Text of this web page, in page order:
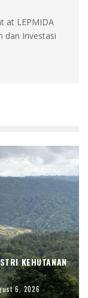
at LEPMIDA
dan Investasi
KEHUTANAN
6, 2026